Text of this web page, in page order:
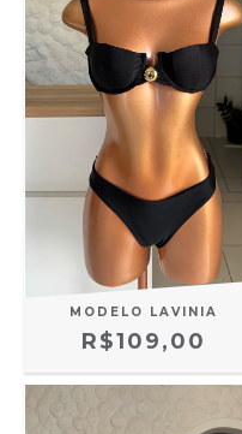
MODELO LAVINIA
R$109,00